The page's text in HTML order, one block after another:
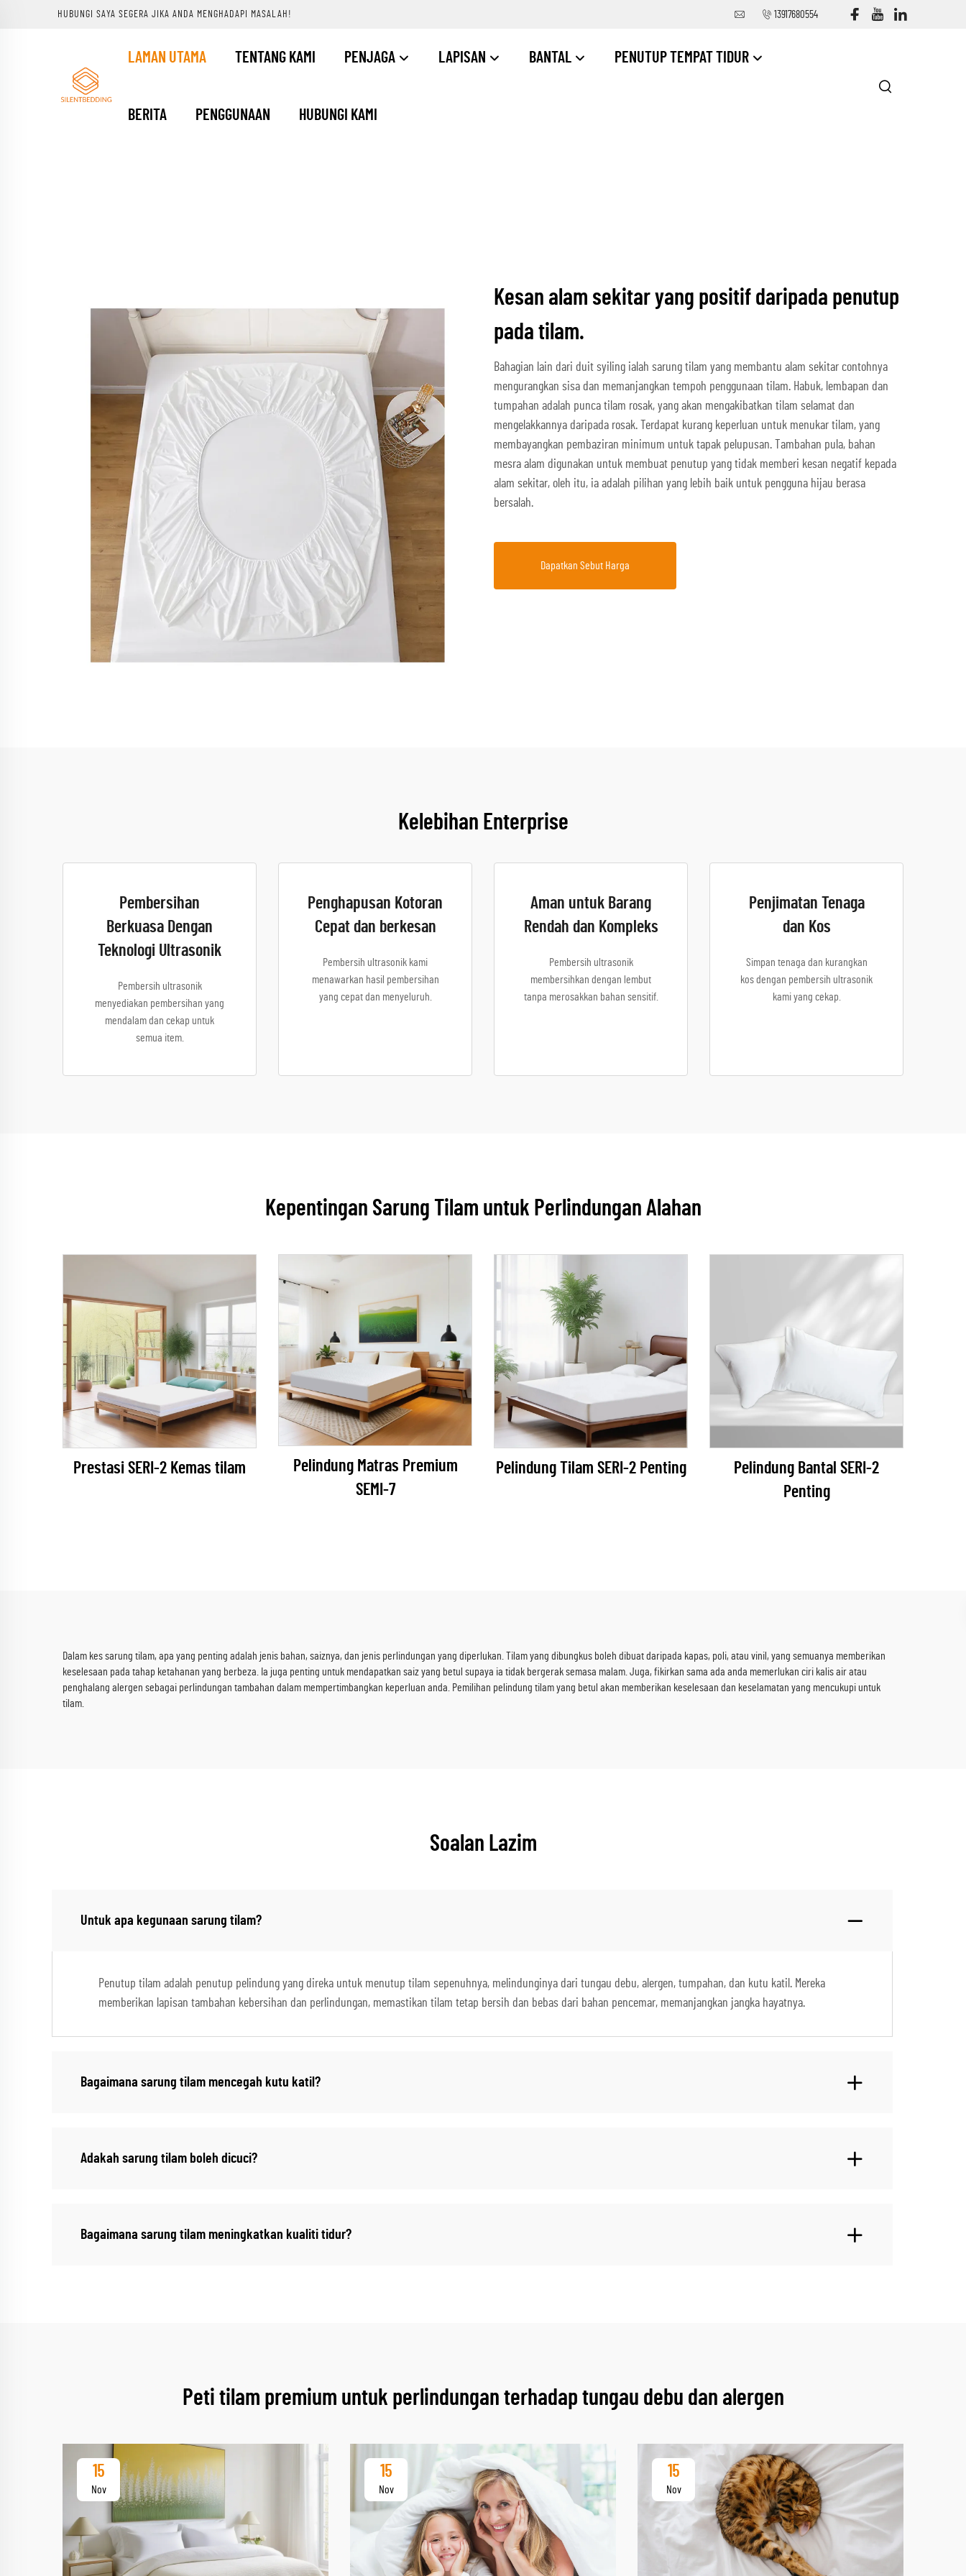
HUBUNGI SAYA SEGERA JIKA ANDA MENGHADAPI MASALAH! 13917680554
LAMAN UTAMA TENTANG KAMI PENJAGA LAPISAN BANTAL PENUTUP TEMPAT TIDUR
BERITA PENGGUNAAN HUBUNGI KAMI
Kesan alam sekitar yang positif daripada penutup
pada tilam.
Bahagian lain dari duit syiling ialah sarung tilam yang membantu alam sekitar contohnya
mengurangkan sisa dan memanjangkan tempoh penggunaan tilam. Habuk, lembapan dan
tumpahan adalah punca tilam rosak, yang akan mengakibatkan tilam selamat dan
mengelakkannya daripada rosak. Terdapat kurang keperluan untuk menukar tilam, yang
membayangkan pembaziran minimum untuk tapak pelupusan. Tambahan pula, bahan
mesra alam digunakan untuk membuat penutup yang tidak memberi kesan negatif kepada
alam sekitar, oleh itu, ia adalah pilihan yang lebih baik untuk pengguna hijau berasa
bersalah.
Dapatkan Sebut Harga
Kelebihan Enterprise
Pembersihan
Berkuasa Dengan
Teknologi Ultrasonik
Pembersih ultrasonik
menyediakan pembersihan yang
mendalam dan cekap untuk
semua item.
Penghapusan Kotoran
Cepat dan berkesan
Pembersih ultrasonik kami
menawarkan hasil pembersihan
yang cepat dan menyeluruh.
Aman untuk Barang
Rendah dan Kompleks
Pembersih ultrasonik
membersihkan dengan lembut
tanpa merosakkan bahan sensitif.
Penjimatan Tenaga
dan Kos
Simpan tenaga dan kurangkan
kos dengan pembersih ultrasonik
kami yang cekap.
Kepentingan Sarung Tilam untuk Perlindungan Alahan
Prestasi SERI-2 Kemas tilam
Pelindung Matras Premium
SEMI-7
Pelindung Tilam SERI-2 Penting
Pelindung Bantal SERI-2
Penting
Dalam kes sarung tilam, apa yang penting adalah jenis bahan, saiznya, dan jenis perlindungan yang diperlukan. Tilam yang dibungkus boleh dibuat daripada kapas, poli, atau vinil, yang semuanya memberikan
keselesaan pada tahap ketahanan yang berbeza. Ia juga penting untuk mendapatkan saiz yang betul supaya ia tidak bergerak semasa malam. Juga, fikirkan sama ada anda memerlukan ciri kalis air atau
penghalang alergen sebagai perlindungan tambahan dalam mempertimbangkan keperluan anda. Pemilihan pelindung tilam yang betul akan memberikan keselesaan dan keselamatan yang mencukupi untuk
tilam.
Soalan Lazim
Untuk apa kegunaan sarung tilam?
Penutup tilam adalah penutup pelindung yang direka untuk menutup tilam sepenuhnya, melindunginya dari tungau debu, alergen, tumpahan, dan kutu katil. Mereka
memberikan lapisan tambahan kebersihan dan perlindungan, memastikan tilam tetap bersih dan bebas dari bahan pencemar, memanjangkan jangka hayatnya.
Bagaimana sarung tilam mencegah kutu katil?
Adakah sarung tilam boleh dicuci?
Bagaimana sarung tilam meningkatkan kualiti tidur?
Peti tilam premium untuk perlindungan terhadap tungau debu dan alergen
15
Nov
15
Nov
15
Nov